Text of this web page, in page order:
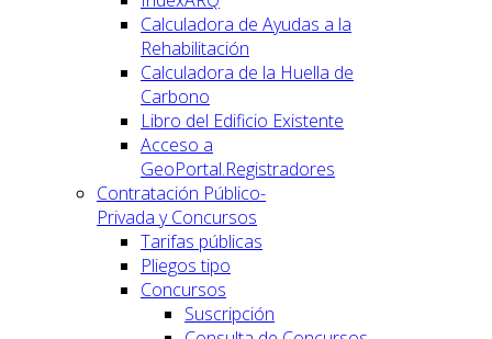
Calculadora de Ayudas a la
Rehabilitación
Calculadora de la Huella de
Carbono
Libro del Edificio Existente
Acceso a
GeoPortal.Registradores
Contratación Público-
Privada y Concursos
Tarifas públicas
Pliegos tipo
Concursos
Suscripción